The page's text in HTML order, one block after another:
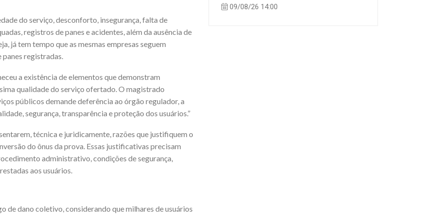
do serviço, desconforto, insegurança, falta de
registros de panes e acidentes, além da ausência de
já tem tempo que as mesmas empresas seguem
panes registradas.
a existência de elementos que demonstram
qualidade do serviço ofertado. O magistrado
públicos demande deferência ao órgão regulador, a
segurança, transparência e proteção dos usuários.”
técnica e juridicamente, razões que justifiquem o
do ônus da prova. Essas justificativas precisam
administrativo, condições de segurança,
aos usuários.
de dano coletivo, considerando que milhares de usuários
09/08/26 14:00